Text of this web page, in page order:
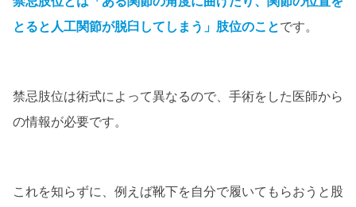
とると人工関節が脱臼してしまう」肢位のことです。
禁忌肢位は術式によって異なるので、手術をした医師から
の情報が必要です。
これを知らずに、例えば靴下を自分で履いてもらおうと股